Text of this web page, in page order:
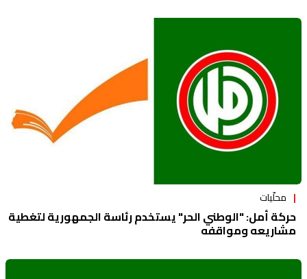
محلّيات
حركة أمل: "الوطني الحر" يستخدم رئاسة الجمهورية لتغطية
مشاريعه ومواقفه